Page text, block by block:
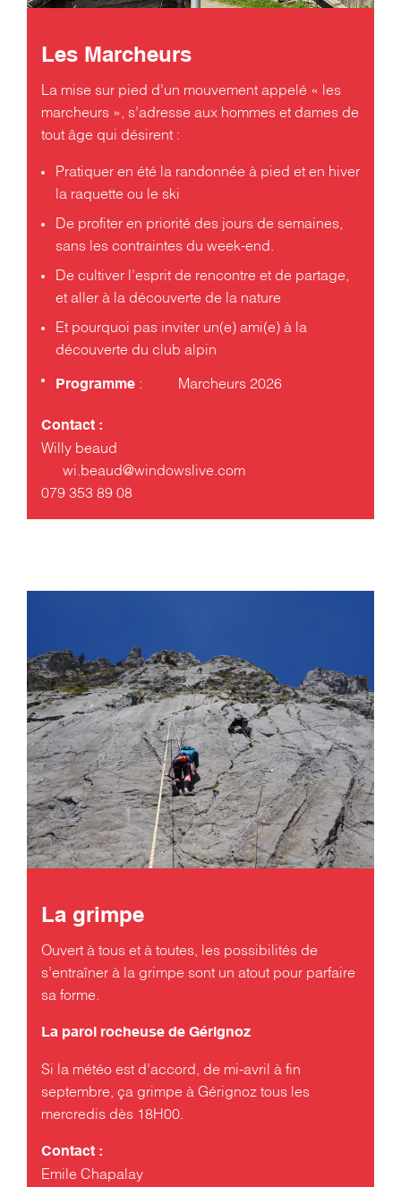
Les Marcheurs
La mise sur pied d’un mouvement appelé « les
marcheurs », s’adresse aux hommes et dames de
tout âge qui désirent :
Pratiquer en été la randonnée à pied et en hiver
la raquette ou le ski
De profiter en priorité des jours de semaines,
sans les contraintes du week-end.
De cultiver l’esprit de rencontre et de partage,
et aller à la découverte de la nature
Et pourquoi pas inviter un(e) ami(e) à la
découverte du club alpin
Programme : Marcheurs 2026
Contact :
Willy beaud
wi.beaud@windowslive.com
079 353 89 08
La grimpe
Ouvert à tous et à toutes, les possibilités de
s’entraîner à la grimpe sont un atout pour parfaire
sa forme.
La paroi rocheuse de Gérignoz
Si la météo est d’accord, de mi-avril à fin
septembre, ça grimpe à Gérignoz tous les
mercredis dès 18H00.
Contact :
Emile Chapalay